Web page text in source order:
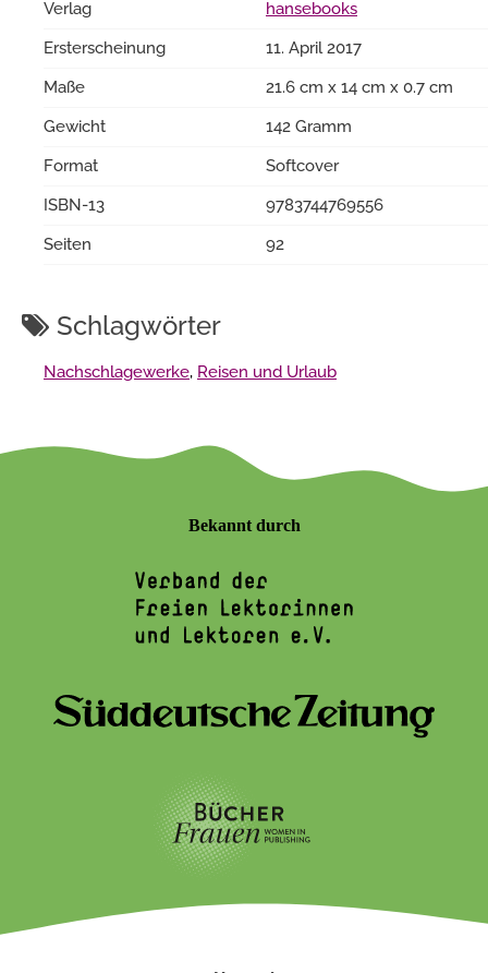
Verlag
hansebooks
Ersterscheinung
11. April 2017
Maße
21.6 cm x 14 cm x 0.7 cm
Gewicht
142 Gramm
Format
Softcover
ISBN-13
9783744769556
Seiten
92
Schlagwörter
Nachschlagewerke, Reisen und Urlaub
Bekannt durch